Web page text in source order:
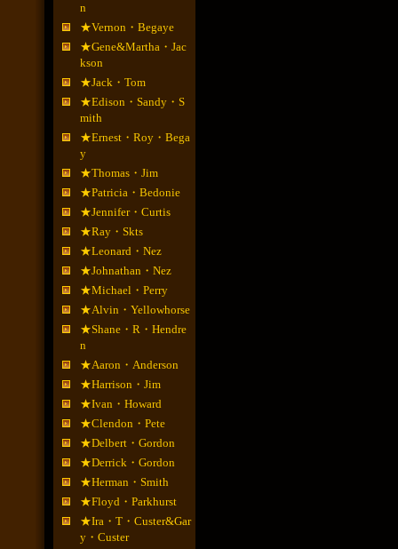
n
★Vernon・Begaye
★Gene&Martha・Jac
kson
★Jack・Tom
★Edison・Sandy・S
mith
★Ernest・Roy・Bega
y
★Thomas・Jim
★Patricia・Bedonie
★Jennifer・Curtis
★Ray・Skts
★Leonard・Nez
★Johnathan・Nez
★Michael・Perry
★Alvin・Yellowhorse
★Shane・R・Hendre
n
★Aaron・Anderson
★Harrison・Jim
★Ivan・Howard
★Clendon・Pete
★Delbert・Gordon
★Derrick・Gordon
★Herman・Smith
★Floyd・Parkhurst
★Ira・T・Custer&Gar
y・Custer